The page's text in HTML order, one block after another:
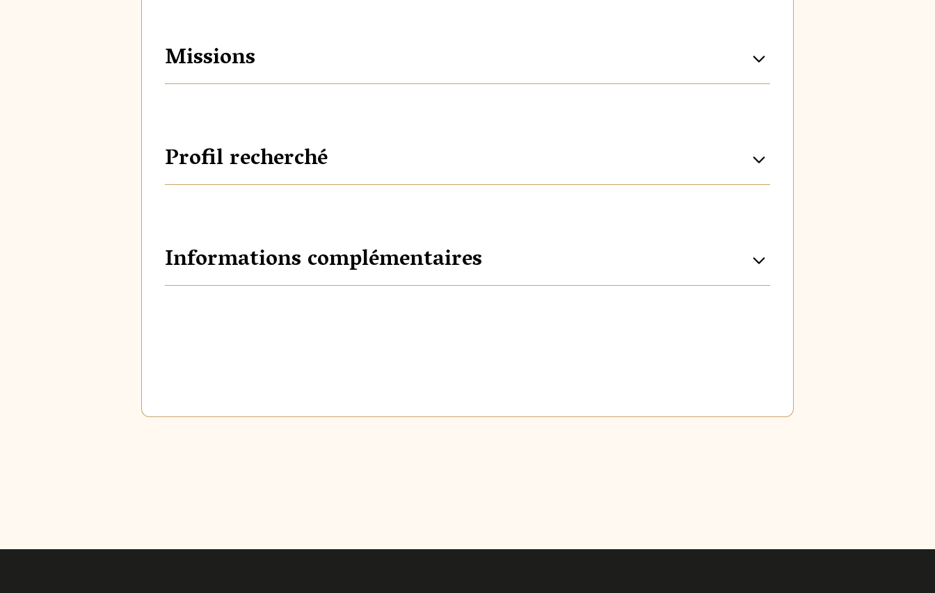
Missions
Profil recherché
Informations complémentaires